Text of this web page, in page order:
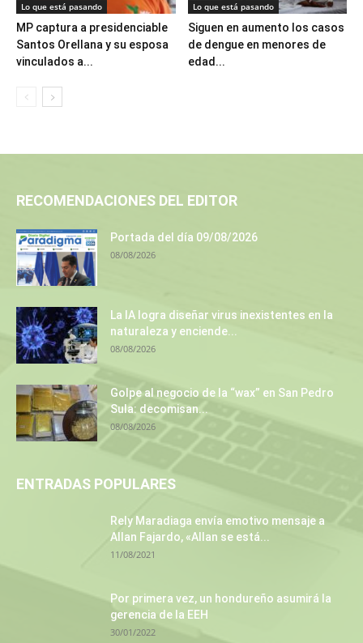
Lo que está pasando
MP captura a presidenciable
Santos Orellana y su esposa
vinculados a...
Lo que está pasando
Siguen en aumento los casos
de dengue en menores de
edad...
RECOMENDACIONES DEL EDITOR
Portada del día 09/08/2026
08/08/2026
La IA logra diseñar virus inexistentes en la
naturaleza y enciende...
08/08/2026
Golpe al negocio de la “wax” en San Pedro
Sula: decomisan...
08/08/2026
ENTRADAS POPULARES
Rely Maradiaga envía emotivo mensaje a
Allan Fajardo, «Allan se está...
11/08/2021
Por primera vez, un hondureño asumirá la
gerencia de la EEH
30/01/2022